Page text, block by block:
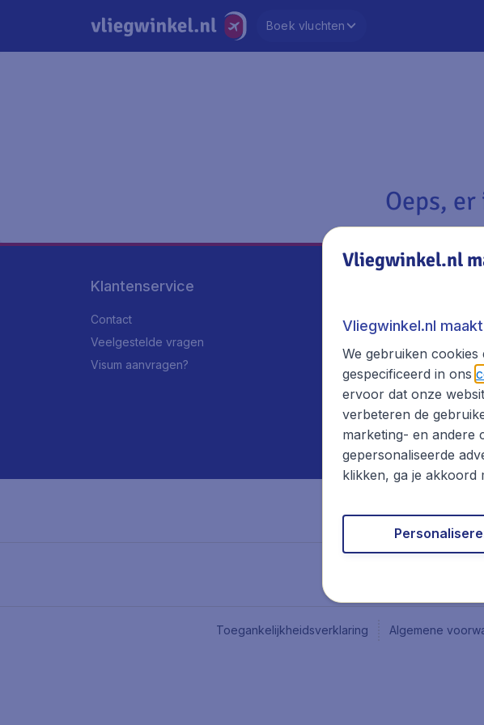
Boek vluchten
Oeps,
Klantenservice
Contact
Veelgestelde vragen
Visum aanvragen?
Over
Reisgids
Toegankelijkheidsverklaring Algemene
Vliegwinkel.nl
Vliegwinkel.nl
We gebruiken
gespecificeerd in ons
ervoor dat onze
verbeteren de
marketing- en andere
gepersonaliseerde
klikken, ga je akkoord